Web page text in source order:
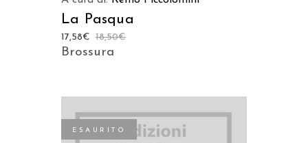
La Pasqua
18,50€
17,58€
Brossura
ESAURITO